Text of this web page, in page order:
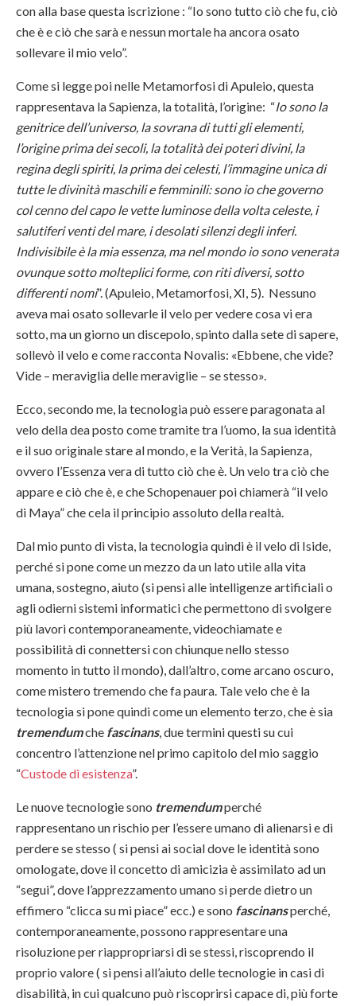
con alla base questa iscrizione : “Io sono tutto ciò che fu, ciò
che è e ciò che sarà e nessun mortale ha ancora osato
sollevare il mio velo”.
Come si legge poi nelle Metamorfosi di Apuleio, questa
rappresentava la Sapienza, la totalità, l’origine: “Io sono la
genitrice dell’universo, la sovrana di tutti gli elementi,
l’origine prima dei secoli, la totalità dei poteri divini, la
regina degli spiriti, la prima dei celesti, l’immagine unica di
tutte le divinità maschili e femminili: sono io che governo
col cenno del capo le vette luminose della volta celeste, i
salutiferi venti del mare, i desolati silenzi degli inferi.
Indivisibile è la mia essenza, ma nel mondo io sono venerata
ovunque sotto molteplici forme, con riti diversi, sotto
differenti nomi”. (Apuleio, Metamorfosi, XI, 5). Nessuno
aveva mai osato sollevarle il velo per vedere cosa vi era
sotto, ma un giorno un discepolo, spinto dalla sete di sapere,
sollevò il velo e come racconta Novalis: «Ebbene, che vide?
Vide – meraviglia delle meraviglie – se stesso».
Ecco, secondo me, la tecnologia può essere paragonata al
velo della dea posto come tramite tra l’uomo, la sua identità
e il suo originale stare al mondo, e la Verità, la Sapienza,
ovvero l’Essenza vera di tutto ciò che è. Un velo tra ciò che
appare e ciò che è, e che Schopenauer poi chiamerà “il velo
di Maya” che cela il principio assoluto della realtà.
Dal mio punto di vista, la tecnologia quindi è il velo di Iside,
perché si pone come un mezzo da un lato utile alla vita
umana, sostegno, aiuto (si pensi alle intelligenze artificiali o
agli odierni sistemi informatici che permettono di svolgere
più lavori contemporaneamente, videochiamate e
possibilità di connettersi con chiunque nello stesso
momento in tutto il mondo), dall’altro, come arcano oscuro,
come mistero tremendo che fa paura. Tale velo che è la
tecnologia si pone quindi come un elemento terzo, che è sia
tremendumche fascinans, due termini questi su cui
concentro l’attenzione nel primo capitolo del mio saggio
“Custode di esistenza”.
Le nuove tecnologie sono tremendumperché
rappresentano un rischio per l’essere umano di alienarsi e di
perdere se stesso ( si pensi ai social dove le identità sono
omologate, dove il concetto di amicizia è assimilato ad un
“segui”, dove l’apprezzamento umano si perde dietro un
effimero “clicca su mi piace” ecc.) e sono fascinansperché,
contemporaneamente, possono rappresentare una
risoluzione per riappropriarsi di se stessi, riscoprendo il
proprio valore ( si pensi all’aiuto delle tecnologie in casi di
disabilità, in cui qualcuno può riscoprirsi capace di, più forte